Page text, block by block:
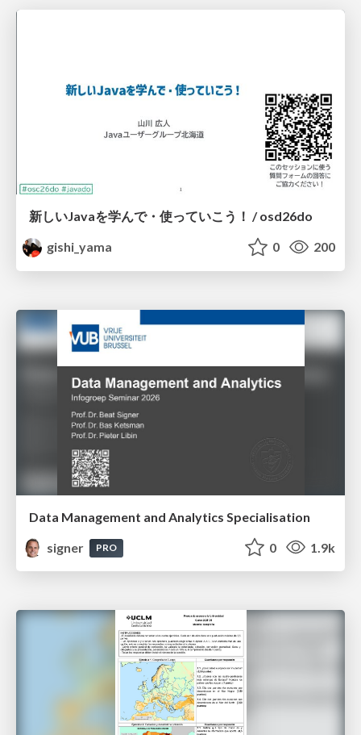
新しいJavaを学んで・使っていこう！ / osd26do
gishi_yama
0 200
Data Management and Analytics Specialisation
signer
PRO 0 1.9k